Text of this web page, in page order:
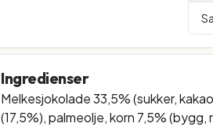
Ingredienser
Melkesjokolade 33,5% (sukker,
(17,5%), palmeolje, korn 7,5%